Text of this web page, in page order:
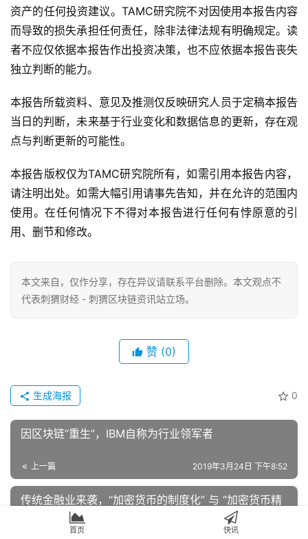
报告的内容仅供参考，报告中的事实和观点不构成相关数字
资产的任何投资建议。TAMC研究院不对因使用本报告内容
而导致的损失承担任何责任，除非法律法规有明确规定。读
独立判断的能力。
本报告所载资料、意见及推测仅反映研究人员于定稿本报告
点与判断更新的可能性。
本报告版权仅为TAMC研究院所有，如需引用本报告内容，
请注明出处。如需大幅引用请事先告知，并在允许的范围内
用、删节和修改。
0
生成海报
因区块链“重生”，IBM自称为行业领军者
上一篇 2019年3月24日 下午8:52
传统金融业来袭，“加密货币的制度化” 与 “加密货币精
首页 快讯